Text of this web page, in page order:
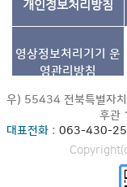
개인정보처리방침
영상정보처리기기운
영관리방침
우) 55434 전북특별자
후관
대표전화 : 063-430-